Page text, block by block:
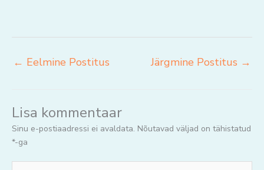
← Eelmine Postitus Järgmine Postitus →
Lisa kommentaar
Sinu e-postiaadressi ei avaldata. Nõutavad väljad on tähistatud
*-ga